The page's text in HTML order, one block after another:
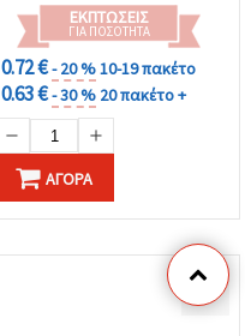
ΕΚΠΤΏΣΕΙΣ
ΓΙΑ ΠΟΣΌΤΗΤΑ
0.72 €- 20 %10-19 πακέτο
0.63 €- 30 % 20 πακέτο +
ΑΓΟΡΆ